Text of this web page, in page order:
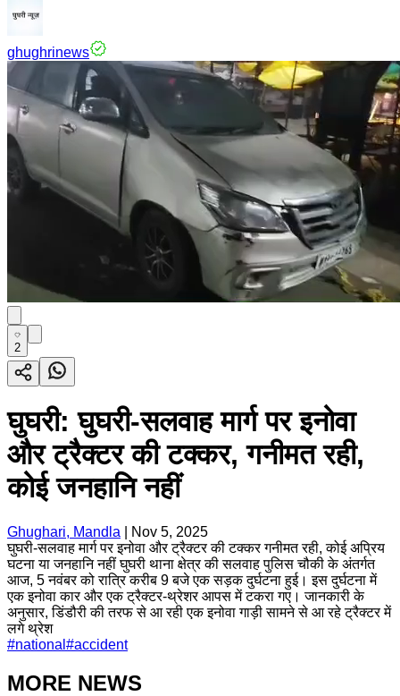
ghughrinews
2
घुघरी: घुघरी-सलवाह मार्ग पर इनोवा
और ट्रैक्टर की टक्कर, गनीमत रही,
कोई जनहानि नहीं
Ghughari, Mandla
Nov 5, 2025
घुघरी-सलवाह मार्ग पर इनोवा और ट्रैक्टर की टक्कर गनीमत रही, कोई अप्रिय
घटना या जनहानि नहीं घुघरी थाना क्षेत्र की सलवाह पुलिस चौकी के अंतर्गत
आज, 5 नवंबर को रात्रि करीब 9 बजे एक सड़क दुर्घटना हुई। इस दुर्घटना में
एक इनोवा कार और एक ट्रैक्टर-थ्रेशर आपस में टकरा गए। जानकारी के
अनुसार, डिंडौरी की तरफ से आ रही एक इनोवा गाड़ी सामने से आ रहे ट्रैक्टर में
लगे थ्रेश
#national #accident
MORE NEWS